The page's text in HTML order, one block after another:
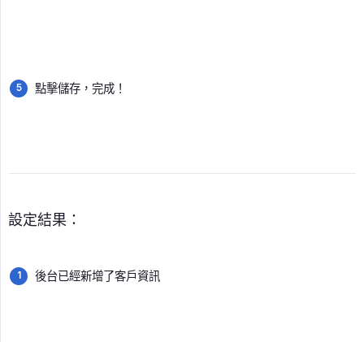
點擊儲存，完成！
設定結果：
後台已經新增了客戶資訊